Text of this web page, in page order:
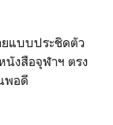
แบบประชิดตัว
งสือจุฬาฯ ตรง
พอดี